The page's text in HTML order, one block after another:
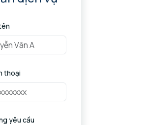
thoại
yêu cầu